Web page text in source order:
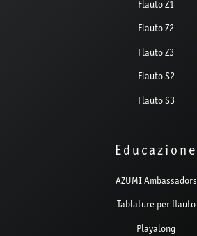
Flauto Z1
Flauto Z2
Flauto Z3
Flauto S2
Flauto S3
Educazione
AZUMI Ambassadors
Tablature per flauto
Playalong